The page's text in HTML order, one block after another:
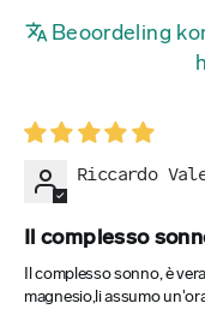
Beoordeling
Riccardo
Il complesso
Il complesso sonno, è
magnesio,li assumo